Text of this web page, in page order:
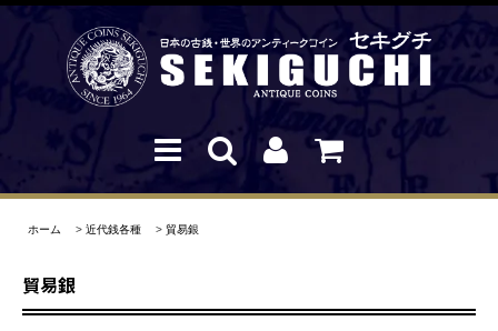
ホーム > 近代銭各種 > 貿易銀
貿易銀